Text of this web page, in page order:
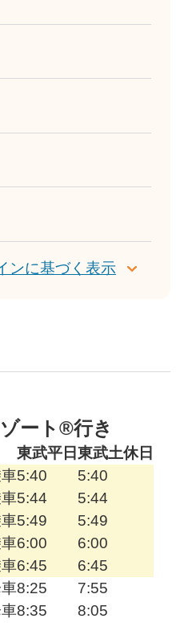
ンに基づく表示
ート®行き
東武平日東武土休日
5:40
5:40
5:44
5:44
5:49
5:49
6:00
6:00
6:45
6:45
8:25
7:55
8:35 8:05